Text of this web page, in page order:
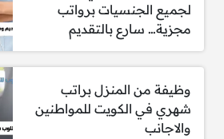
لجميع الجنسيات برواتب
مجزية… سارع بالتقديم
وظيفة من المنزل براتب
شهري في الكويت للمواطنين
والاجانب